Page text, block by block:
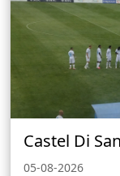
Castel Di
05-08-2026